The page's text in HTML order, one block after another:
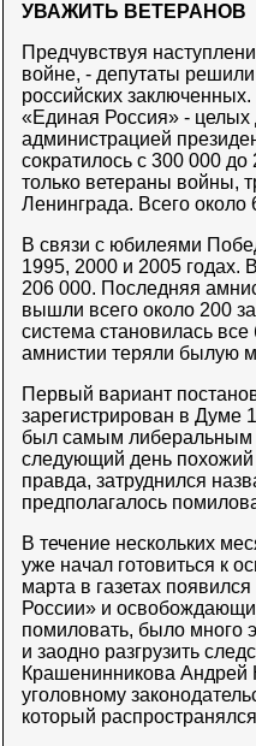
УВАЖИТЬ ВЕТЕРАНОВ
Предчувствуя
войне, - депутаты
российских
«Единая Россия» - целых
администрацией
сократилось с 300 000
только ветераны войны,
Ленинграда. Всего около
В связи с юбилеями
1995, 2000 и 2005 годах.
206 000. Последняя
вышли всего около 200
система становилась
амнистии теряли былую
Первый вариант
зарегистрирован в Думе
был самым либеральным
следующий день
правда, затруднился
предполагалось
В течение нескольких
уже начал готовиться к
марта в газетах
России» и
помиловать, было много
и заодно разгрузить
Крашенинникова Андрей
уголовному
который